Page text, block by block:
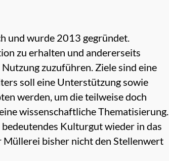
und wurde 2013 gegründet.
zu erhalten und andererseits
zuzuführen. Ziele sind eine
soll eine Unterstützung sowie
werden, um die teilweise doch
wissenschaftliche Thematisierung.
Kulturgut wieder in das
Müllerei bisher nicht den Stellenwert